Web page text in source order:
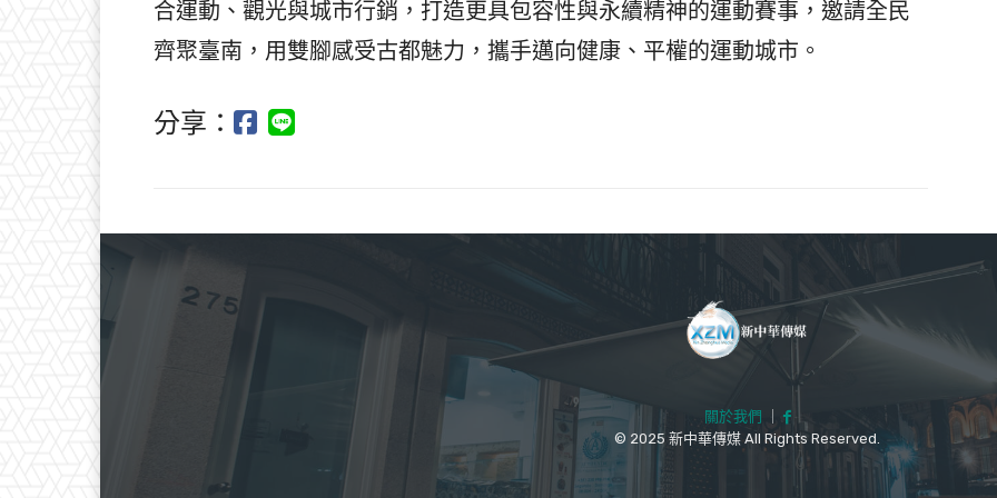
合運動、觀光與城市行銷，打造更具包容性與永續精神的運動賽事，邀請全民
齊聚臺南，用雙腳感受古都魅力，攜手邁向健康、平權的運動城市。
分享：
關於我們
© 2025 新中華傳媒 All Rights Reserved.